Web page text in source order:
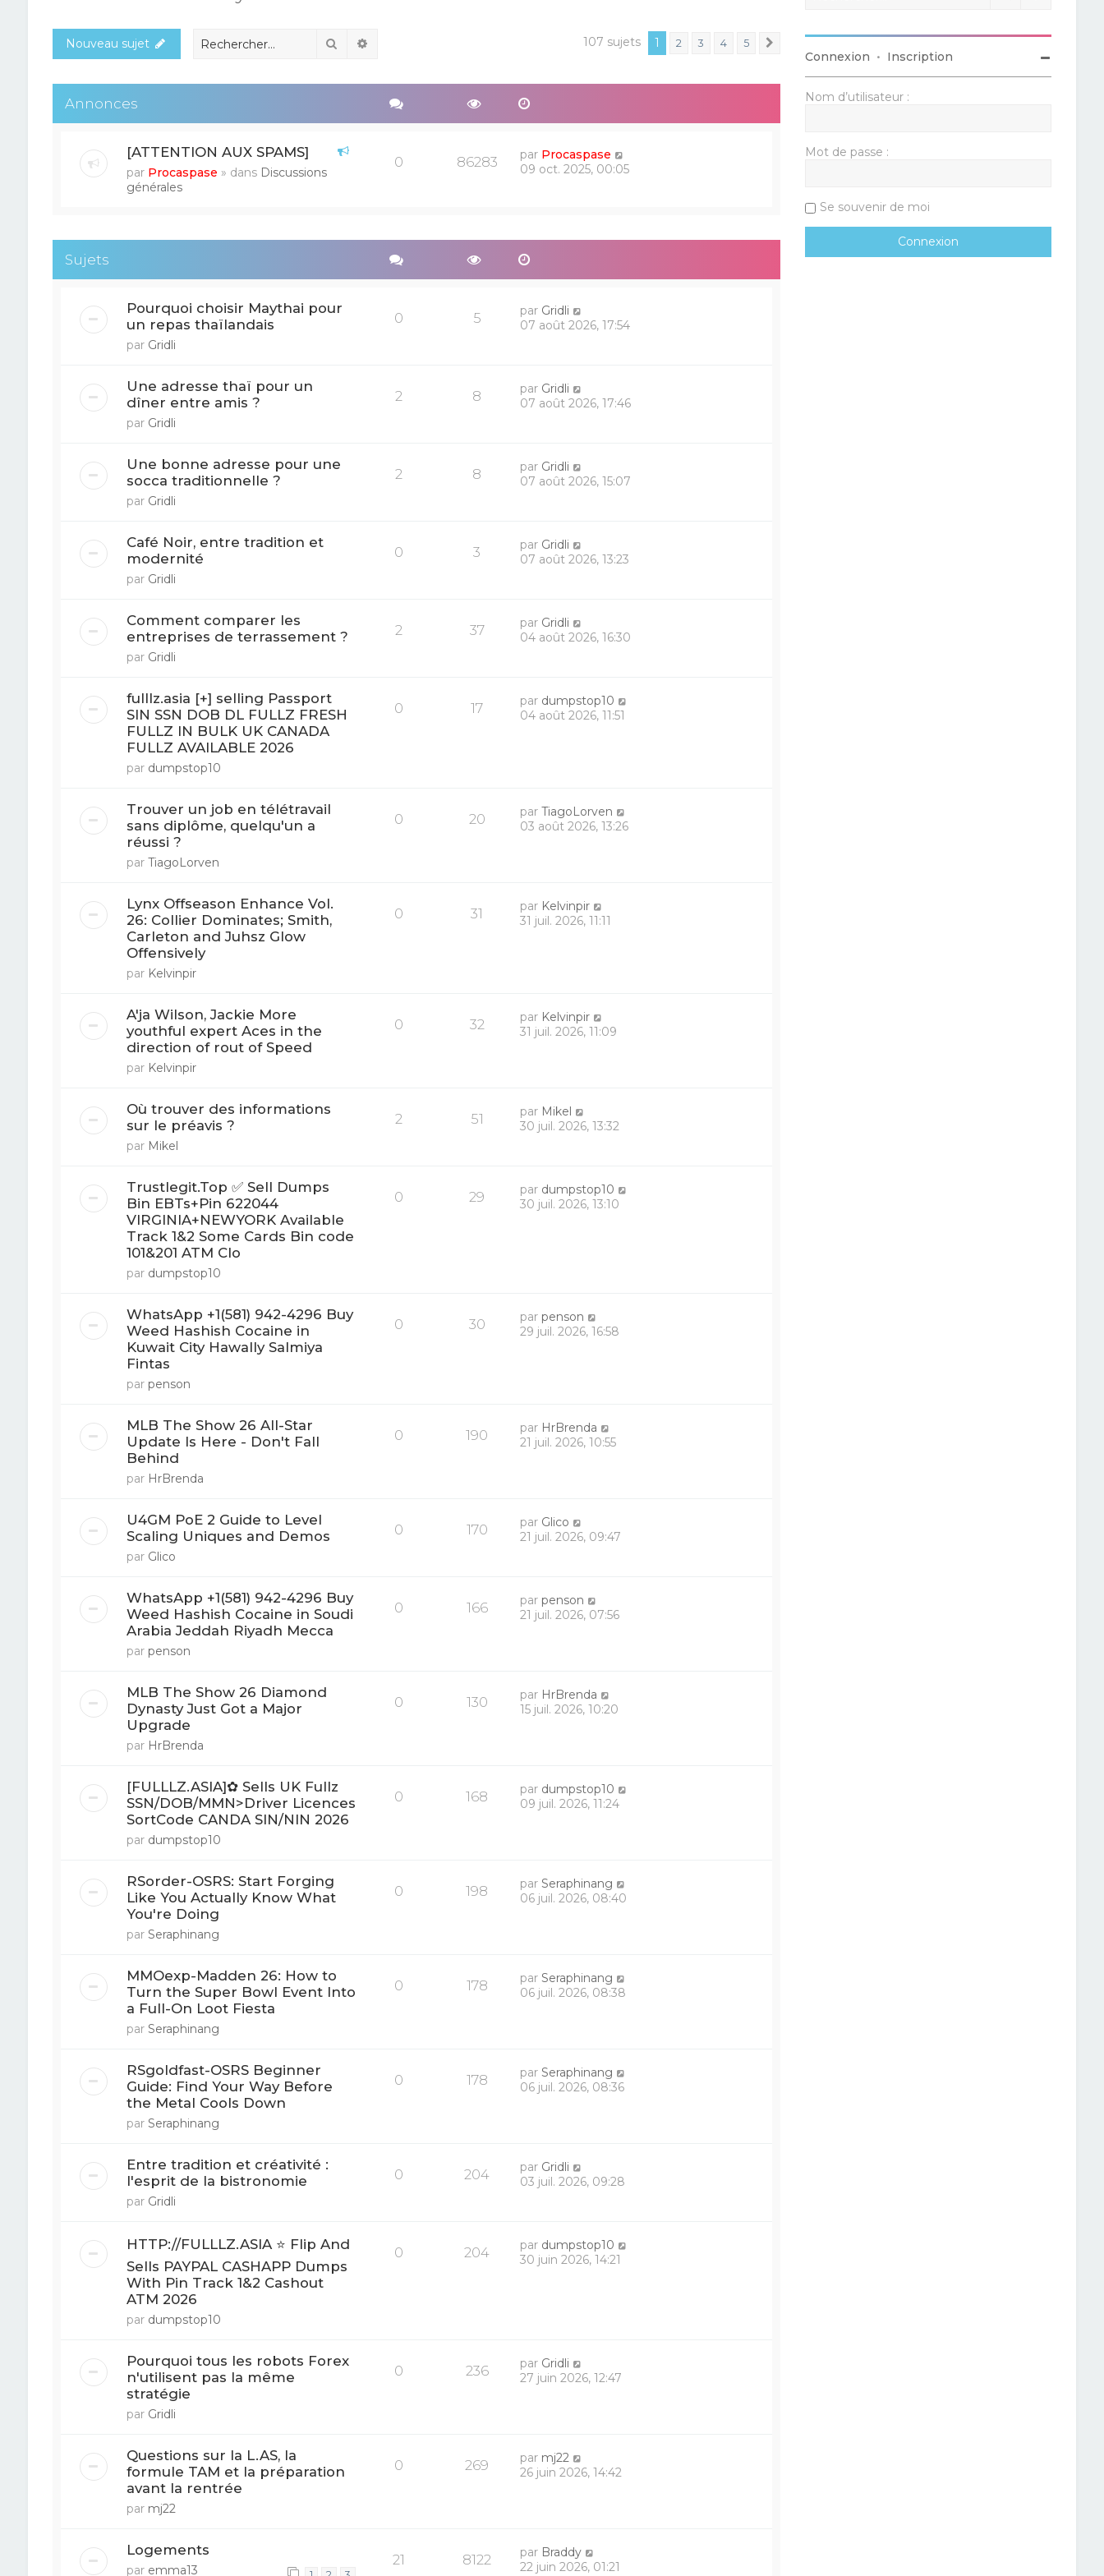
Nouveau sujet Rechercher 107 sujets 1 2 3 4 5
Annonces
[ATTENTION AUX SPAMS]
par Procaspase » dans Discussions
générales
0 86283 par Procaspase
09 oct. 2025, 00:05
Sujets
Pourquoi choisir Maythai pour
un repas thaïlandais
par Gridli
0 5 par Gridli
07 août 2026, 17:54
Une adresse thaï pour un
dîner entre amis ?
par Gridli
2 8 par Gridli
07 août 2026, 17:46
Une bonne adresse pour une
socca traditionnelle ?
par Gridli
2 8 par Gridli
07 août 2026, 15:07
Café Noir, entre tradition et
modernité
par Gridli
0 3 par Gridli
07 août 2026, 13:23
Comment comparer les
entreprises de terrassement ?
par Gridli
2 37 par Gridli
04 août 2026, 16:30
fulllz.asia [+] selling Passport
SIN SSN DOB DL FULLZ FRESH
FULLZ IN BULK UK CANADA
FULLZ AVAILABLE 2026
par dumpstop10
0 17 par dumpstop10
04 août 2026, 11:51
Trouver un job en télétravail
sans diplôme, quelqu'un a
réussi ?
par TiagoLorven
0 20 parTiagoLorven
03 août 2026, 13:26
Lynx Offseason Enhance Vol.
26: Collier Dominates; Smith,
Carleton and Juhsz Glow
Offensively
par Kelvinpir
0 31 par Kelvinpir
31 juil. 2026, 11:11
A'ja Wilson, Jackie More
youthful expert Aces in the
direction of rout of Speed
par Kelvinpir
0 32 par Kelvinpir
31 juil. 2026, 11:09
Où trouver des informations
sur le préavis ?
par Mikel
2 51 par Mikel
30 juil. 2026, 13:32
Trustlegit.Top ✅ Sell Dumps
Bin EBTs+Pin 622044
VIRGINIA+NEWYORK Available
Track 1&2 Some Cards Bin code
101&201 ATM Clo
par dumpstop10
0 29 par dumpstop10
30 juil. 2026, 13:10
WhatsApp +1(581) 942-4296 Buy
Weed Hashish Cocaine in
Kuwait City Hawally Salmiya
Fintas
par penson
0 30 par penson
29 juil. 2026, 16:58
MLB The Show 26 All-Star
Update Is Here - Don't Fall
Behind
par HrBrenda
0 190 par HrBrenda
21 juil. 2026, 10:55
U4GM PoE 2 Guide to Level
Scaling Uniques and Demos
par Glico
0 170 par Glico
21 juil. 2026, 09:47
WhatsApp +1(581) 942-4296 Buy
Weed Hashish Cocaine in Soudi
Arabia Jeddah Riyadh Mecca
par penson
0 166 par penson
21 juil. 2026, 07:56
MLB The Show 26 Diamond
Dynasty Just Got a Major
Upgrade
par HrBrenda
0 130 par HrBrenda
15 juil. 2026, 10:20
[FULLLZ.ASIA]✿ Sells UK Fullz
SSN/DOB/MMN>Driver Licences
SortCode CANDA SIN/NIN 2026
par dumpstop10
0 168 par dumpstop10
09 juil. 2026, 11:24
RSorder-OSRS: Start Forging
Like You Actually Know What
You're Doing
par Seraphinang
0 198 parSeraphinang
06 juil. 2026, 08:40
MMOexp-Madden 26: How to
Turn the Super Bowl Event Into
a Full-On Loot Fiesta
par Seraphinang
0 178 parSeraphinang
06 juil. 2026, 08:38
RSgoldfast-OSRS Beginner
Guide: Find Your Way Before
the Metal Cools Down
par Seraphinang
0 178 parSeraphinang
06 juil. 2026, 08:36
Entre tradition et créativité :
l'esprit de la bistronomie
par Gridli
0 204 par Gridli
03 juil. 2026, 09:28
HTTP://FULLLZ.ASIA ⭐️ Flip And
Sells PAYPAL CASHAPP Dumps
With Pin Track 1&2 Cashout
ATM 2026
par dumpstop10
0 204 par dumpstop10
30 juin 2026, 14:21
Pourquoi tous les robots Forex
n'utilisent pas la même
stratégie
par Gridli
0 236 par Gridli
27 juin 2026, 12:47
Questions sur la L.AS, la
formule TAM et la préparation
avant la rentrée
par mj22
0 269 par mj22
26 juin 2026, 14:42
Logements
par emma13
21 8122 par Braddy
22 juin 2026, 01:21
Connexion • Inscription
Nom d’utilisateur :
Mot de passe :
Se souvenir de moi